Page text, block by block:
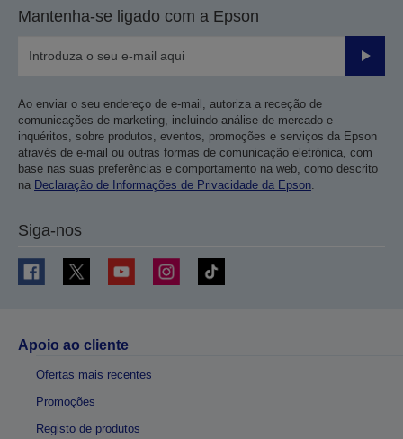
Mantenha-se ligado com a Epson
Enviar
Ao enviar o seu endereço de e-mail, autoriza a receção de
comunicações de marketing, incluindo análise de mercado e
inquéritos, sobre produtos, eventos, promoções e serviços da Epson
através de e-mail ou outras formas de comunicação eletrónica, com
base nas suas preferências e comportamento na web, como descrito
na Declaração de Informações de Privacidade da Epson.
Siga-nos
Apoio ao cliente
Ofertas mais recentes
Promoções
Registo de produtos